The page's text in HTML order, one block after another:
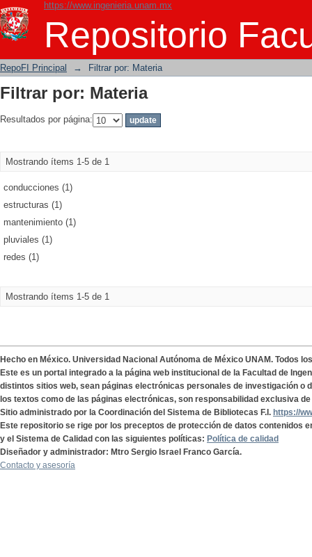
https://www.ingenieria.unam.mx
Repositorio
Filtrar por: Materia
RepoFI Principal → Filtrar por: Materia
Filtrar por: Materia
Resultados por página:
Mostrando ítems 1-5 de 1
conducciones (1)
estructuras (1)
mantenimiento (1)
pluviales (1)
redes (1)
Mostrando ítems 1-5 de 1
Hecho en México. Universidad Nacional Autónoma de México UNAM. Todos
Este es un portal integrado a la página web institucional de la Facultad de
distintos sitios web, sean páginas electrónicas personales de investigación o
los textos como de las páginas electrónicas, son responsabilidad exclusiva
Sitio administrado por la Coordinación del Sistema de Bibliotecas F.I. https://
Este repositorio se rige por los preceptos de protección de datos contenidos
y el Sistema de Calidad con las siguientes políticas: Política de calidad
Diseñador y administrador: Mtro Sergio Israel Franco García.
Contacto y asesoría